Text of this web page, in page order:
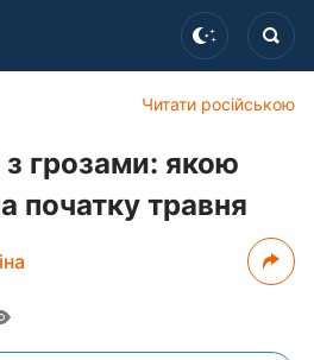
Читати російською
грозами: якою
початку травня